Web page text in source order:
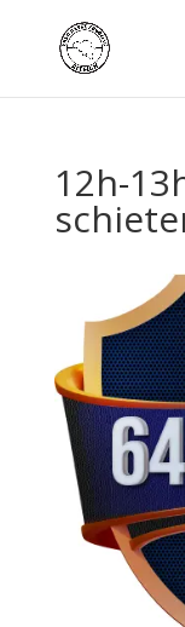
12h-